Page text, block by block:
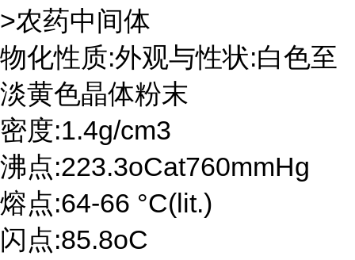
>农药中间体
物化性质:外观与性状:白色至
淡黄色晶体粉末
密度:1.4g/cm3
沸点:223.3oCat760mmHg
熔点:64-66 °C(lit.)
闪点:85.8oC